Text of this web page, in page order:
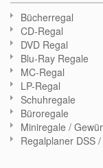
Bücherregal
CD-Regal
DVD Regal
Blu-Ray Regale
MC-Regal
LP-Regal
Schuhregale
Büroregale
Miniregale /
Regalplaner DSS